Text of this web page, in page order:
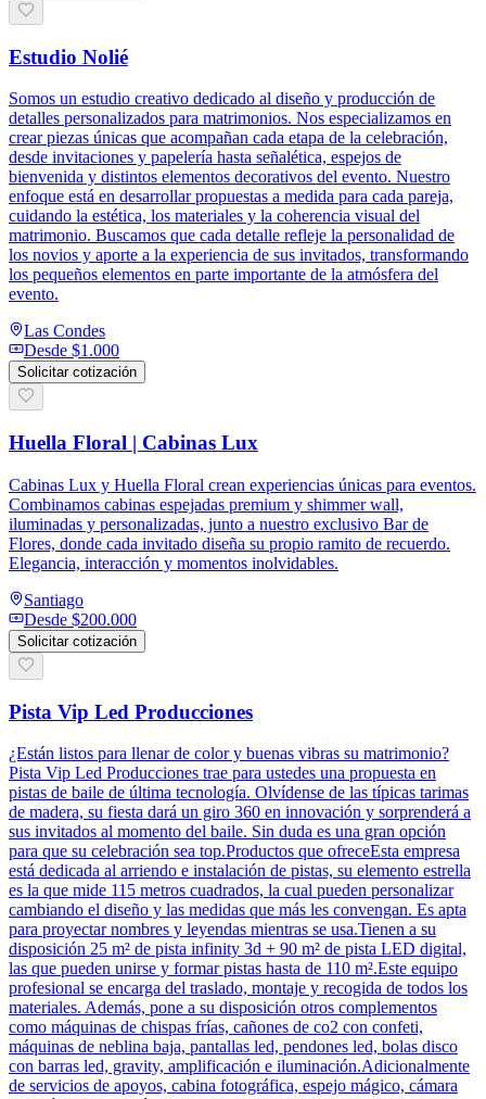
Estudio Nolié
Somos un estudio creativo dedicado al diseño y producción de
detalles personalizados para matrimonios. Nos especializamos en
crear piezas únicas que acompañan cada etapa de la celebración,
desde invitaciones y papelería hasta señalética, espejos de
bienvenida y distintos elementos decorativos del evento. Nuestro
enfoque está en desarrollar propuestas a medida para cada pareja,
cuidando la estética, los materiales y la coherencia visual del
matrimonio. Buscamos que cada detalle refleje la personalidad de
los novios y aporte a la experiencia de sus invitados, transformando
los pequeños elementos en parte importante de la atmósfera del
evento.
Las Condes
Desde $1.000
Solicitar cotización
Huella Floral | Cabinas Lux
Cabinas Lux y Huella Floral crean experiencias únicas para eventos.
Combinamos cabinas espejadas premium y shimmer wall,
iluminadas y personalizadas, junto a nuestro exclusivo Bar de
Flores, donde cada invitado diseña su propio ramito de recuerdo.
Elegancia, interacción y momentos inolvidables.
Santiago
Desde $200.000
Solicitar cotización
Pista Vip Led Producciones
¿Están listos para llenar de color y buenas vibras su matrimonio?
Pista Vip Led Producciones trae para ustedes una propuesta en
pistas de baile de última tecnología. Olvídense de las típicas tarimas
de madera, su fiesta dará un giro 360 en innovación y sorprenderá a
sus invitados al momento del baile. Sin duda es una gran opción
para que su celebración sea top.Productos que ofreceEsta empresa
está dedicada al arriendo e instalación de pistas, su elemento estrella
es la que mide 115 metros cuadrados, la cual pueden personalizar
cambiando el diseño y las medidas que más les convengan. Es apta
para proyectar nombres y leyendas mientras se usa.Tienen a su
disposición 25 m² de pista infinity 3d + 90 m² de pista LED digital,
las que pueden unirse y formar pistas hasta de 110 m².Este equipo
profesional se encarga del traslado, montaje y recogida de todos los
materiales. Además, pone a su disposición otros complementos
como máquinas de chispas frías, cañones de co2 con confeti,
máquinas de neblina baja, pantallas led, pendones led, bolas disco
con barras led, gravity, amplificación e iluminación.Adicionalmente
de servicios de apoyos, cabina fotográfica, espejo mágico, cámara